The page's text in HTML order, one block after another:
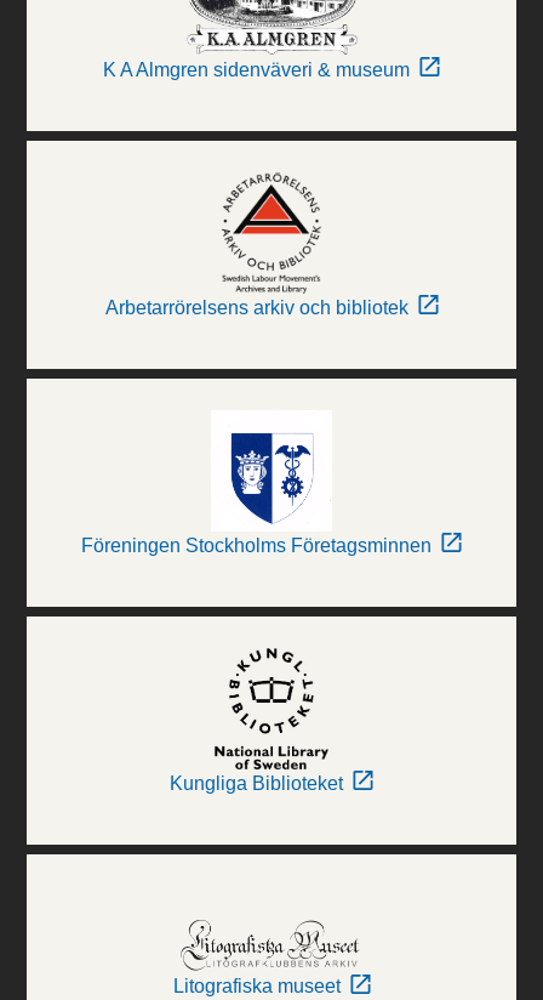
K A Almgren sidenväveri & museum
Arbetarrörelsens arkiv och bibliotek
Föreningen Stockholms Företagsminnen
Kungliga Biblioteket
Litografiska museet